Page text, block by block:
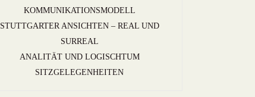
KOMMUNIKATIONSMODELL
STUTTGARTER ANSICHTEN – REAL UND
SURREAL
ANALITÄT UND LOGISCHTUM
SITZGELEGENHEITEN